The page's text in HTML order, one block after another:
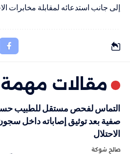
إلى جانب استدعائه لمقابلة مخابرات
مقالات
التماس لفحص مستقل للطبيب
صفية بعد توثيق إصاباته داخل
الاحتلال
صالح شوكة